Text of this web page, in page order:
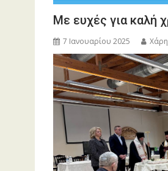
Με ευχές για καλή
7 Ιανουαρίου 2025